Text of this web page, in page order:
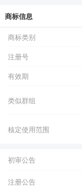
商标信息
商标类别
注册号
有效期
类似群组
核定使用范围
初审公告
注册公告